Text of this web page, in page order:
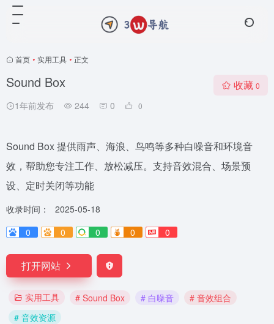
首页 • 实用工具 • 正文
Sound Box
1年前发布 244 0 0
收藏 0
Sound Box 提供雨声、海浪、鸟鸣等多种白噪音和环境音
效，帮助您专注工作、放松减压。支持音效混合、场景预
设、定时关闭等功能
收录时间：
2025-05-18
0
0 0 0 0
打开网站
实用工具 # Sound Box # 白噪音
# 音效组合
# 音效资源